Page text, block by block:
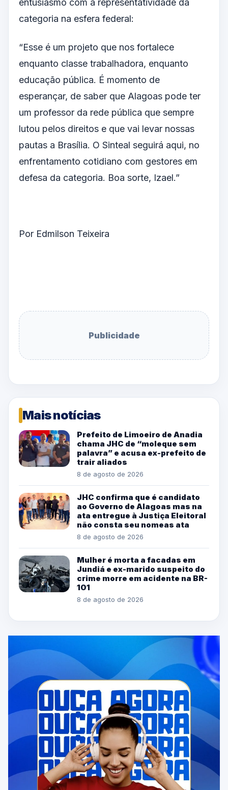
entusiasmo com a representatividade da
categoria na esfera federal:
“Esse é um projeto que nos fortalece
enquanto classe trabalhadora, enquanto
educação pública. É momento de
esperançar, de saber que Alagoas pode ter
um professor da rede pública que sempre
lutou pelos direitos e que vai levar nossas
pautas a Brasília. O Sinteal seguirá aqui, no
enfrentamento cotidiano com gestores em
defesa da categoria. Boa sorte, Izael.”
Por Edmilson Teixeira
Publicidade
Mais notícias
Prefeito de Limoeiro de Anadia
chama JHC de “moleque sem
palavra” e acusa ex-prefeito de
trair aliados
8 de agosto de 2026
JHC confirma que é candidato
ao Governo de Alagoas mas na
ata entregue à Justiça Eleitoral
não consta seu nomeas ata
8 de agosto de 2026
Mulher é morta a facadas em
Jundiá e ex-marido suspeito do
crime morre em acidente na BR-
101
8 de agosto de 2026